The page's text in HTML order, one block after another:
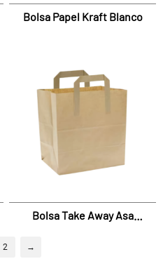
Bolsa Papel Kraft Blanco
Bolsa Take Away Asa
2 →